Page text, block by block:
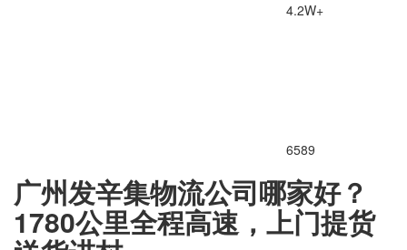
4.2W+
6589
广州发辛集物流公司哪家好？
1780公里全程高速，上门提货